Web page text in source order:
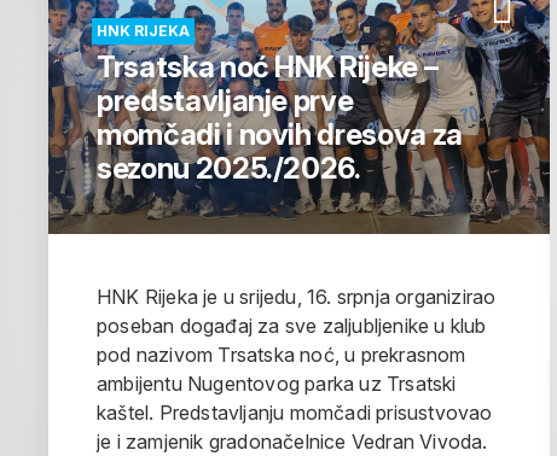
HNK RIJEKA
Trsatska noć HNK Rijeke –
predstavljanje prve
momčadi i novih dresova za
sezonu 2025./2026.
HNK Rijeka je u srijedu, 16. srpnja organizirao
poseban događaj za sve zaljubljenike u klub
pod nazivom Trsatska noć, u prekrasnom
ambijentu Nugentovog parka uz Trsatski
kaštel. Predstavljanju momčadi prisustvovao
je i zamjenik gradonačelnice Vedran Vivoda.